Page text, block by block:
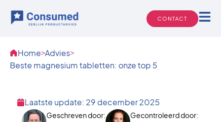
naar
CONTACT
Home>Advies>
Beste magnesium tabletten: onze top 5
Laatste update: 29 december 2025
Geschreven door: Gecontroleerd door: